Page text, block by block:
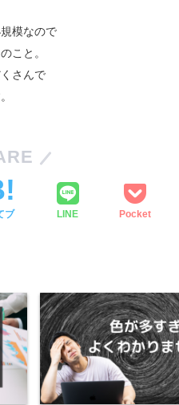
模なので
こと。
さんで
ブ LINE Pocket